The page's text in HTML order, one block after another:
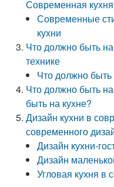
Современная
Современные
кухни
Что должно быть
технике
Что должно быть
Что должно быть
быть на кухне?
Дизайн кухни в
современного
Дизайн кухни-
Дизайн
Угловая кухня в